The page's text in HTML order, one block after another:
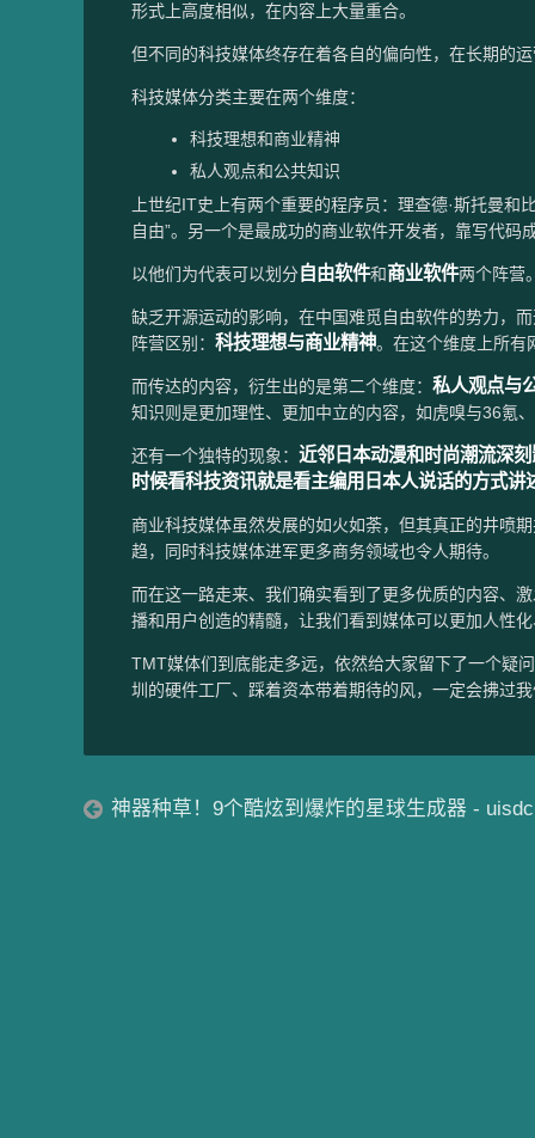
形式上高度相似，在内容上大量重合。
但不同的科技媒体终存在着各自的偏向性，在长期的
科技媒体分类主要在两个维度：
科技理想和商业精神
私人观点和公共知识
上世纪IT史上有两个重要的程序员：理查德·斯托曼
自由”。另一个是最成功的商业软件开发者，靠写代码
以他们为代表可以划分自由软件和商业软件两个阵营
缺乏开源运动的影响，在中国难觅自由软件的势力，
阵营区别： 科技理想与商业精神。在这个维度上所有
而传达的内容，衍生出的是第二个维度： 私人观点与
知识则是更加理性、更加中立的内容，如虎嗅与36氪
还有一个独特的现象： 近邻日本动漫和时尚潮流深
时候看科技资讯就是看主编用日本人说话的方式讲
商业科技媒体虽然发展的如火如荼，但其真正的井喷
趋，同时科技媒体进军更多商务领域也令人期待。
而在这一路走来、我们确实看到了更多优质的内容、
播和用户创造的精髓，让我们看到媒体可以更加人性
TMT媒体们到底能走多远，依然给大家留下了一个
圳的硬件工厂、踩着资本带着期待的风，一定会拂过
神器种草！9个酷炫到爆炸的星球生成器 - uisdc